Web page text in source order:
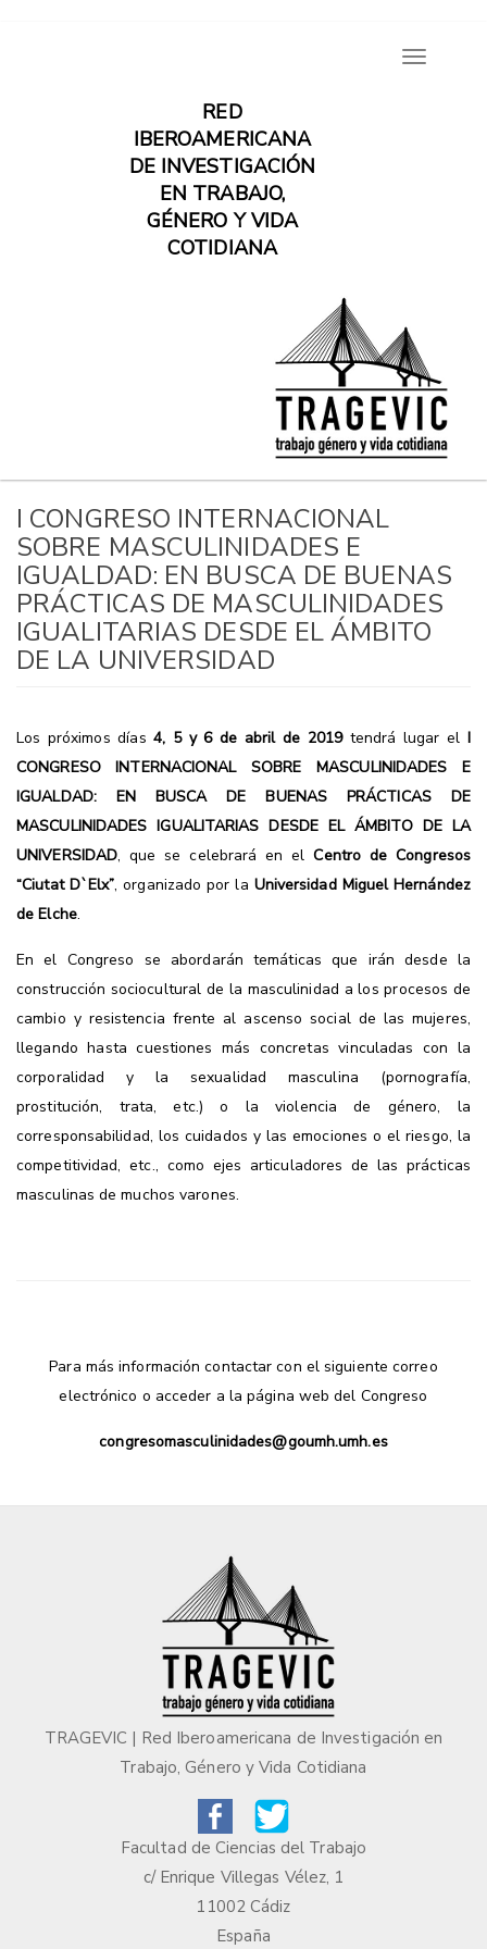
RED
IBEROAMERICANA
DE INVESTIGACIÓN
EN TRABAJO,
GÉNERO Y VIDA
COTIDIANA
Toggle
I CONGRESO INTERNACIONAL
SOBRE MASCULINIDADES E
IGUALDAD: EN BUSCA DE BUENAS
PRÁCTICAS DE MASCULINIDADES
IGUALITARIAS DESDE EL ÁMBITO
DE LA UNIVERSIDAD
Los próximos días4, 5 y 6 de abril de 2019tendrá lugar el I
CONGRESO INTERNACIONAL SOBRE MASCULINIDADES E
IGUALDAD: EN BUSCA DE BUENAS PRÁCTICAS DE
MASCULINIDADES IGUALITARIAS DESDE EL ÁMBITO DE LA
UNIVERSIDAD, que se celebrará en elCentro de Congresos
“Ciutat D`Elx”, organizado por la Universidad Miguel Hernández
de Elche.
En el Congreso se abordarán temáticas que irán desde la
construcción sociocultural de la masculinidad a los procesos de
cambio y resistencia frente al ascenso social de las mujeres,
llegando hasta cuestiones más concretas vinculadas con la
corporalidad y la sexualidad masculina (pornografía,
prostitución, trata, etc.) o la violencia de género, la
corresponsabilidad, los cuidados y las emociones o el riesgo, la
competitividad, etc., como ejes articuladores de las prácticas
masculinas de muchos varones.
Para más información contactar con el siguiente correo
electrónico o acceder a lapágina web del Congreso
congresomasculinidades@goumh.umh.es
TRAGEVIC | Red Iberoamericana de Investigación en
Trabajo, Género y Vida Cotidiana
Facultad de Ciencias del Trabajo
c/ Enrique Villegas Vélez, 1
11002 Cádiz
España